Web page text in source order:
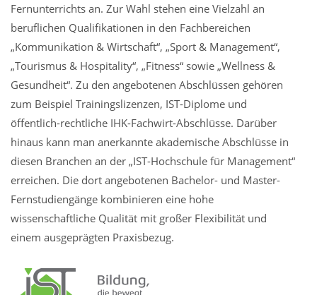
Fernunterrichts an. Zur Wahl stehen eine Vielzahl an
beruflichen Qualifikationen in den Fachbereichen
„Kommunikation & Wirtschaft“, „Sport & Management“,
„Tourismus & Hospitality“, „Fitness“ sowie „Wellness &
Gesundheit“. Zu den angebotenen Abschlüssen gehören
zum Beispiel Trainingslizenzen, IST-Diplome und
öffentlich-rechtliche IHK-Fachwirt-Abschlüsse. Darüber
hinaus kann man anerkannte akademische Abschlüsse in
diesen Branchen an der „IST-Hochschule für Management“
erreichen. Die dort angebotenen Bachelor- und Master-
Fernstudiengänge kombinieren eine hohe
wissenschaftliche Qualität mit großer Flexibilität und
einem ausgeprägten Praxisbezug.